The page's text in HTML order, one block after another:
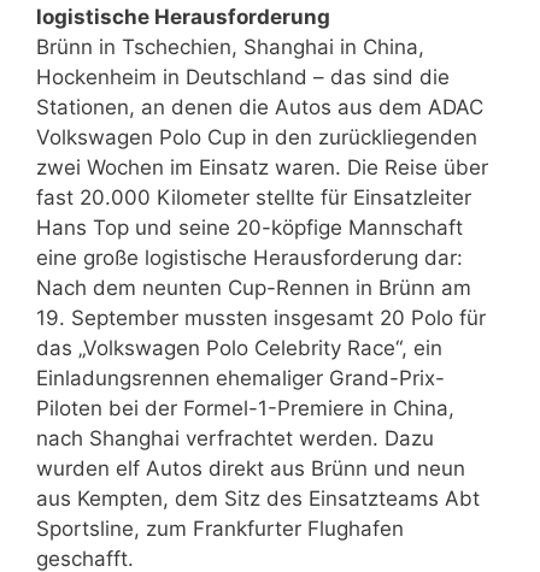
logistische Herausforderung
Brünn in Tschechien, Shanghai in China,
Hockenheim in Deutschland – das sind die
Stationen, an denen die Autos aus dem ADAC
Volkswagen Polo Cup in den zurückliegenden
zwei Wochen im Einsatz waren. Die Reise über
fast 20.000 Kilometer stellte für Einsatzleiter
Hans Top und seine 20-köpfige Mannschaft
eine große logistische Herausforderung dar:
Nach dem neunten Cup-Rennen in Brünn am
19. September mussten insgesamt 20 Polo für
das „Volkswagen Polo Celebrity Race“, ein
Einladungsrennen ehemaliger Grand-Prix-
Piloten bei der Formel-1-Premiere in China,
nach Shanghai verfrachtet werden. Dazu
wurden elf Autos direkt aus Brünn und neun
aus Kempten, dem Sitz des Einsatzteams Abt
Sportsline, zum Frankfurter Flughafen
geschafft.